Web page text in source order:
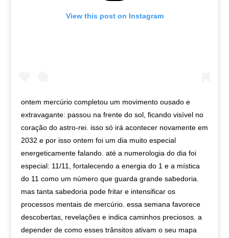
View this post on Instagram
ontem mercúrio completou um movimento ousado e
extravagante: passou na frente do sol, ficando visível no
coração do astro-rei. isso só irá acontecer novamente em
2032 e por isso ontem foi um dia muito especial
energeticamente falando. até a numerologia do dia foi
especial: 11/11, fortalecendo a energia do 1 e a mística
do 11 como um número que guarda grande sabedoria.
mas tanta sabedoria pode fritar e intensificar os
processos mentais de mercúrio. essa semana favorece
descobertas, revelações e indica caminhos preciosos. a
depender de como esses trânsitos ativam o seu mapa